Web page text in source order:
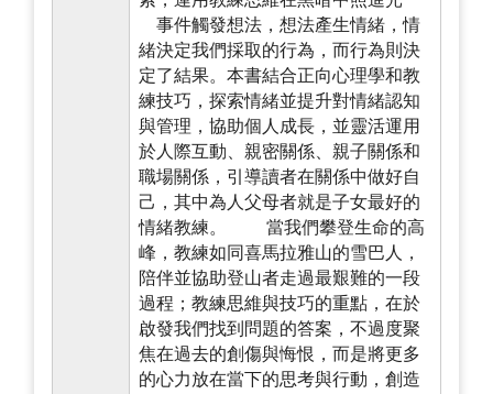
事件觸發想法，想法產生情緒，情
緒決定我們採取的行為，而行為則決
定了結果。本書結合正向心理學和教
練技巧，探索情緒並提升對情緒認知
與管理，協助個人成長，並靈活運用
於人際互動、親密關係、親子關係和
職場關係，引導讀者在關係中做好自
己，其中為人父母者就是子女最好的
情緒教練。 當我們攀登生命的高
峰，教練如同喜馬拉雅山的雪巴人，
陪伴並協助登山者走過最艱難的一段
過程；教練思維與技巧的重點，在於
啟發我們找到問題的答案，不過度聚
焦在過去的創傷與悔恨，而是將更多
的心力放在當下的思考與行動，創造